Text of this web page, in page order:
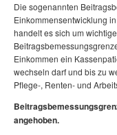
Die sogenannten
Einkommensentwicklung
handelt es sich um
Einkommen ein
wechseln darf und bis zu
Pflege-, Renten- und
angehoben.